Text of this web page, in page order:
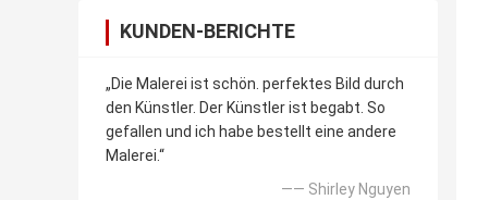
KUNDEN-BERICHTE
„Die Malerei ist schön. perfektes Bild durch
den Künstler. Der Künstler ist begabt. So
gefallen und ich habe bestellt eine andere
Malerei.“
—— Shirley Nguyen